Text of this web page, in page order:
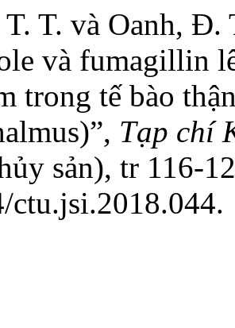
T. và Oanh, Đ.
và fumagillin
trong tế bào
Tạp chí
sản), tr 116-
ctu.jsi.2018.044.